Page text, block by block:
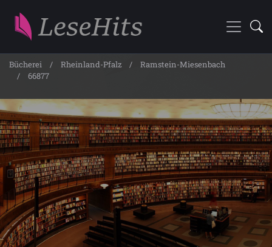
Bücherei Rheinland-Pfalz
Ramstein-Miesenbach
66877